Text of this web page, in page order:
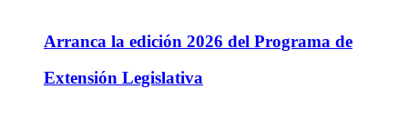
Arranca la edición 2026 del Programa de
Extensión Legislativa